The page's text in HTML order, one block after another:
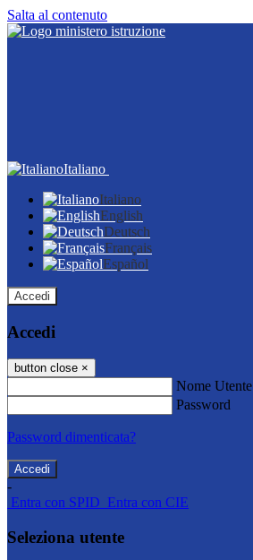
Salta al contenuto
Italiano
Italiano
English
Deutsch
Français
Español
Accedi
Accedi
button close ×
Nome Utente
Password
Password dimenticata?
-
Entra con SPID Entra con CIE
Seleziona utente